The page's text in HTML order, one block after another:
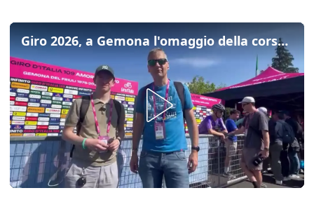
Giro 2026, a Gemona l'omaggio della corsa alle vittime del terremoto di 50 anni fa